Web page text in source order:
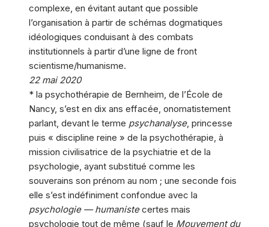
complexe, en évitant autant que possible
l’organisation à partir de schémas dogmatiques
idéologiques conduisant à des combats
institutionnels à partir d’une ligne de front
scientisme/humanisme.
22 mai 2020
* la psychothérapie de Bernheim, de l’École de
Nancy, s’est en dix ans effacée, onomatistement
parlant, devant le terme psychanalyse, princesse
puis « discipline reine » de la psychothérapie, à
mission civilisatrice de la psychiatrie et de la
psychologie, ayant substitué comme les
souverains son prénom au nom ; une seconde fois
elle s’est indéfiniment confondue avec la
psychologie — humanistecertes mais
psychologie tout de même (sauf le Mouvement du